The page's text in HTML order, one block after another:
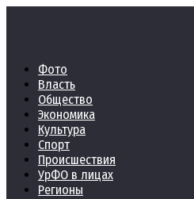
Фото
Власть
Общество
Экономика
Культура
Спорт
Происшествия
УрФО в лицах
Регионы